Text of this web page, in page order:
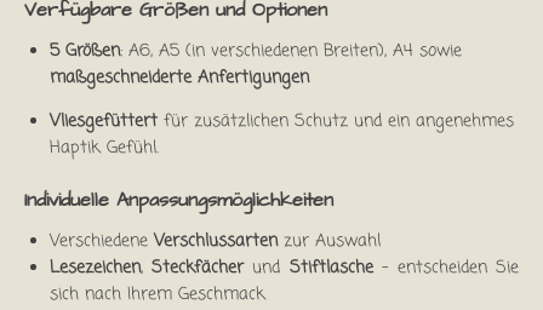
Verfügbare Größen und Optionen
5 Größen: A6, A5 (in verschiedenen Breiten), A4 sowie
maßgeschneiderte Anfertigungen
Vliesgefüttert für zusätzlichen Schutz und ein angenehmes
Haptik Gefühl.
Individuelle Anpassungsmöglichkeiten
VerschiedeneVerschlussartenzur Auswahl
Lesezeichen,Steckfächerund Stiftlasche– entscheiden Sie
sich nach Ihrem Geschmack